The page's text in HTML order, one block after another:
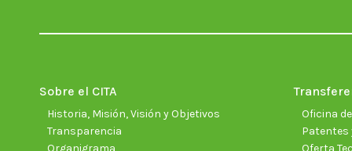
Sobre el CITA
Historia, Misión, Visión y Objetivos
Transparencia
Organigrama
Oficina
Patentes
Oferta